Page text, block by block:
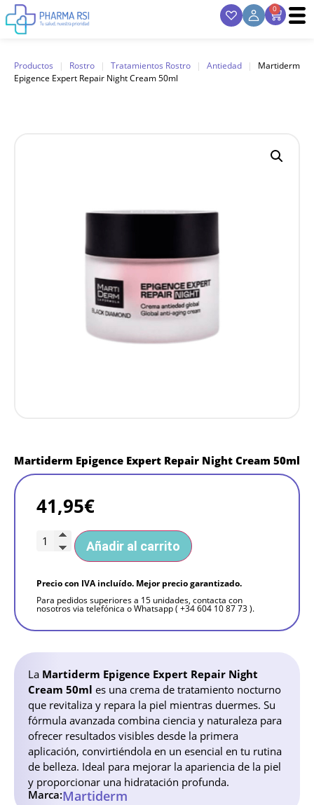
0
Productos | Rostro | Tratamientos Rostro | Antiedad |
Martiderm
Epigence Expert Repair Night Cream 50ml
Martiderm Epigence Expert Repair Night Cream 50ml
La Martiderm Epigence Expert Repair Night
Cream 50ml es una crema de tratamiento nocturno
que revitaliza y repara la piel mientras duermes. Su
fórmula avanzada combina ciencia y naturaleza para
ofrecer resultados visibles desde la primera
aplicación, convirtiéndola en un esencial en tu rutina
de belleza. Ideal para mejorar la apariencia de la piel
y proporcionar una hidratación profunda.
Marca:Martiderm
41,95€
Añadir al carrito
Precio con IVA incluído. Mejor precio garantizado.
Para pedidos superiores a 15 unidades, contacta con
nosotros via telefónica o Whatsapp ( +34 604 10 87 73 ).